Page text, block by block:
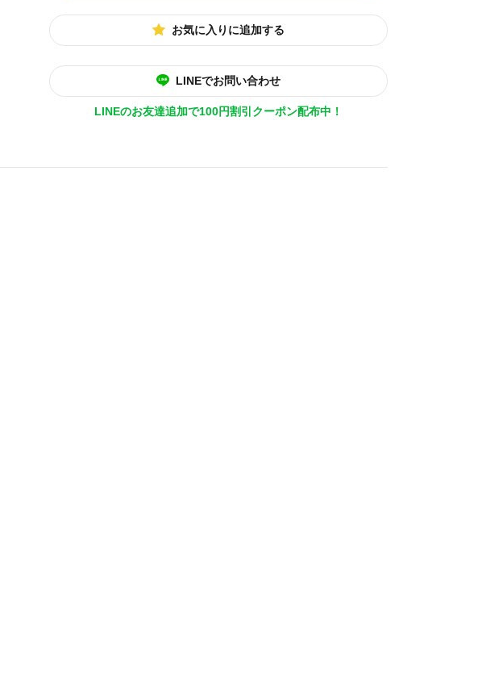
お気に入りに追加する
LINEでお問い合わせ
LINEのお友達追加で100円割引クーポン配布中！